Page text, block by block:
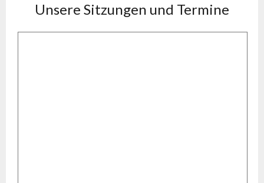
Unsere Sitzungen und Termine